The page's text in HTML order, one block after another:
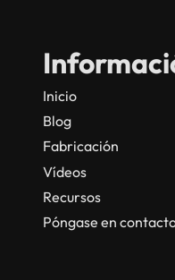
Inicio
Blog
Fabricación
Vídeos
Recursos
Póngase en